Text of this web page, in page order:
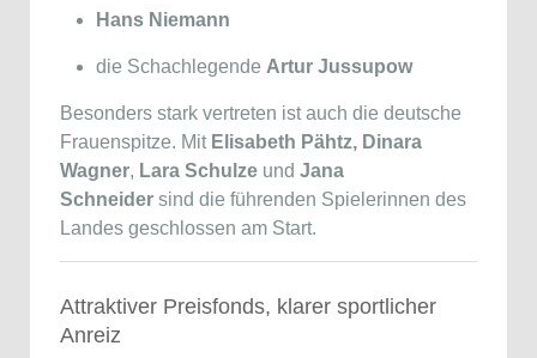
Hans Niemann
die Schachlegende Artur Jussupow
Besonders stark vertreten ist auch die deutsche
Frauenspitze. Mit Elisabeth Pähtz, Dinara
Wagner, Lara Schulze und Jana
Schneider sind die führenden Spielerinnen des
Landes geschlossen am Start.
Attraktiver Preisfonds, klarer sportlicher
Anreiz